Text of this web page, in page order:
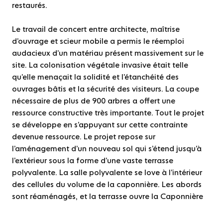
restaurés.
Le travail de concert entre architecte, maîtrise
d’ouvrage et scieur mobile a permis le réemploi
audacieux d’un matériau présent massivement sur le
site. La colonisation végétale invasive était telle
qu’elle menaçait la solidité et l’étanchéité des
ouvrages bâtis et la sécurité des visiteurs. La coupe
nécessaire de plus de 900 arbres a offert une
ressource constructive très importante. Tout le projet
se développe en s’appuyant sur cette contrainte
devenue ressource. Le projet repose sur
l’aménagement d’un nouveau sol qui s’étend jusqu’à
l’extérieur sous la forme d’une vaste terrasse
polyvalente. La salle polyvalente se love à l’intérieur
des cellules du volume de la caponnière. Les abords
sont réaménagés, et la terrasse ouvre la Caponnière